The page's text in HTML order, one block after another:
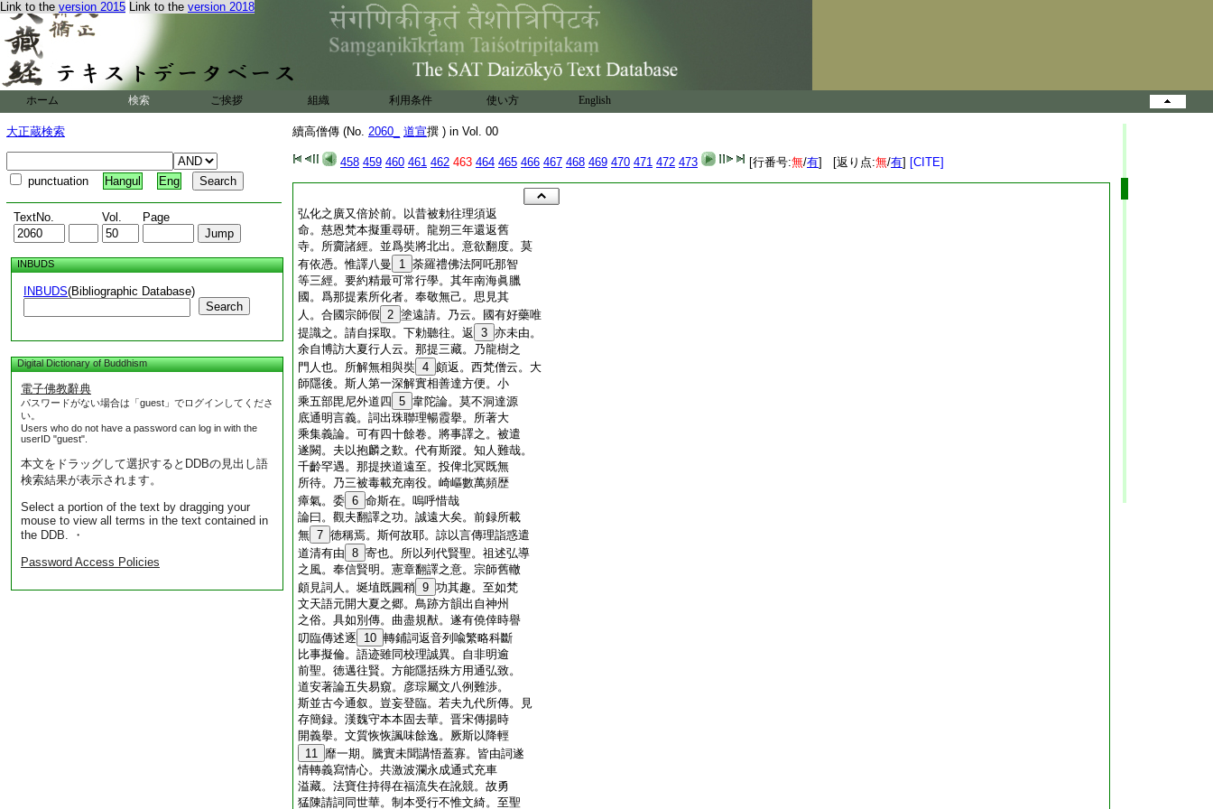
Link to the version 2015 Link to the version 2018
ホーム 検索 ご挨拶 組織 利用条件 使い方 English
大正蔵検索
punctuation Hangul Eng
TextNo. Vol. Page
INBUDS
INBUDS(Bibliographic Database)
Search
Digital Dictionary of Buddhism
電子佛教辭典
パスワードがない場合は「guest」でログインしてくださ
い。
Users who do not have a password can log in with the
userID "guest".
本文をドラッグして選択するとDDBの見出し語
検索結果が表示されます。
Select a portion of the text by dragging your
mouse to view all terms in the text contained in
the DDB. ・
Password Access Policies
續高僧傳 (No. 2060_ 道宣撰 ) in Vol. 00
458 459 460 461 462 463 464 465 466 467 468 469 470 471 472 473 [行番号:無/有] [返り点:無/有] [CITE]
弘化之廣又倍於前。以昔被勅往理須返
命。慈恩梵本擬重尋研。龍朔三年還返舊
寺。所齎諸經。並爲奘將北出。意欲翻度。莫
有依憑。惟譯八曼
1 荼羅禮佛法阿吒那智
等三經。要約精最可常行學。其年南海眞臘
國。爲那提素所化者。奉敬無己。思見其
人。合國宗師假 2 塗遠請。乃云。國有好藥唯
提識之。請自採取。下勅聽往。返 3 亦未由。
余自博訪大夏行人云。那提三藏。乃龍樹之
門人也。所解無相與奘 4 頗返。西梵僧云。大
師隱後。斯人第一深解實相善達方便。小
乘五部毘尼外道四 5 韋陀論。莫不洞達源
底通明言義。詞出珠聯理暢霞擧。所著大
乘集義論。可有四十餘卷。將事譯之。被遣
遂闕。夫以抱麟之歎。代有斯蹤。知人難哉。
千齡罕遇。那提挾道遠至。投俾北冥既無
所待。乃三被毒載充南役。崎嶇數萬頻歴
瘴氣。委 6 命斯在。嗚呼惜哉
論曰。觀夫翻譯之功。誠遠大矣。前録所載
無 7 徳稱焉。斯何故耶。諒以言傳理詣惑遣
道清有由 8 寄也。所以列代賢聖。祖述弘導
之風。奉信賢明。憲章翻譯之意。宗師舊轍
頗見詞人。埏埴既圓稍 9 功其趣。至如梵
文天語元開大夏之郷。鳥跡方韻出自神州
之俗。具如別傳。曲盡規猷。遂有僥倖時譽
叨臨傳述逐
10 轉鋪詞返音列喩繁略科斷
比事擬倫。語迹雖同校理誠異。自非明逾
前聖。徳邁往賢。方能隱括殊方用通弘致。
道安著論五失易窺。彦琮屬文八例難渉。
斯並古今通叙。豈妄登臨。若夫九代所傳。見
存簡録。漢魏守本本固去華。晋宋傳揚時
開義擧。文質恢恢諷味餘逸。厥斯以降輕
11 靡一期。騰實未聞講悟蓋寡。皆由詞遂
情轉義寫情心。共激波瀾永成通式充車
溢藏。法寶住持得在福流失在訛競。故勇
猛陳請詞同世華。制本受行不惟文綺。至聖